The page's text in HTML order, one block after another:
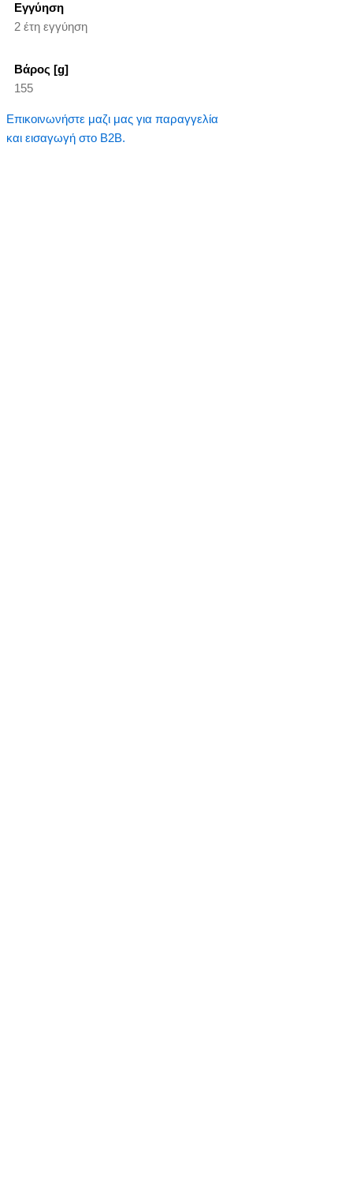
Εγγύηση
2 έτη εγγύηση
Βάρος [g]
155
Επικοινωνήστε μαζι μας για παραγγελία
και εισαγωγή στο B2B.